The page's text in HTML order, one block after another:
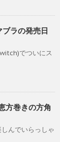
ブラの発売日
でついにス
方巻きの方角
んでいらっしゃ